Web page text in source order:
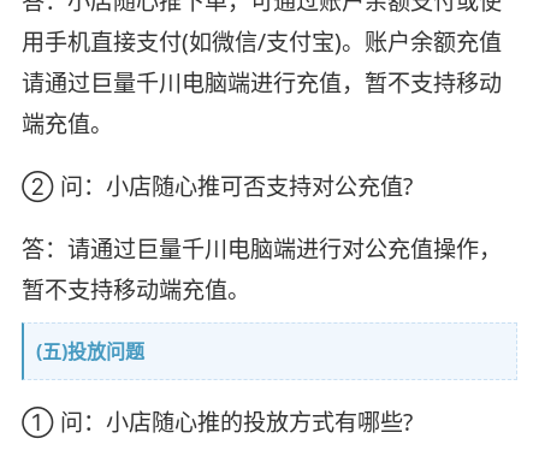
用手机直接支付(如微信/支付宝)。账户余额充值
请通过巨量千川电脑端进行充值，暂不支持移动
端充值。
② 问：小店随心推可否支持对公充值?
答：请通过巨量千川电脑端进行对公充值操作，
暂不支持移动端充值。
(五)投放问题
① 问：小店随心推的投放方式有哪些?